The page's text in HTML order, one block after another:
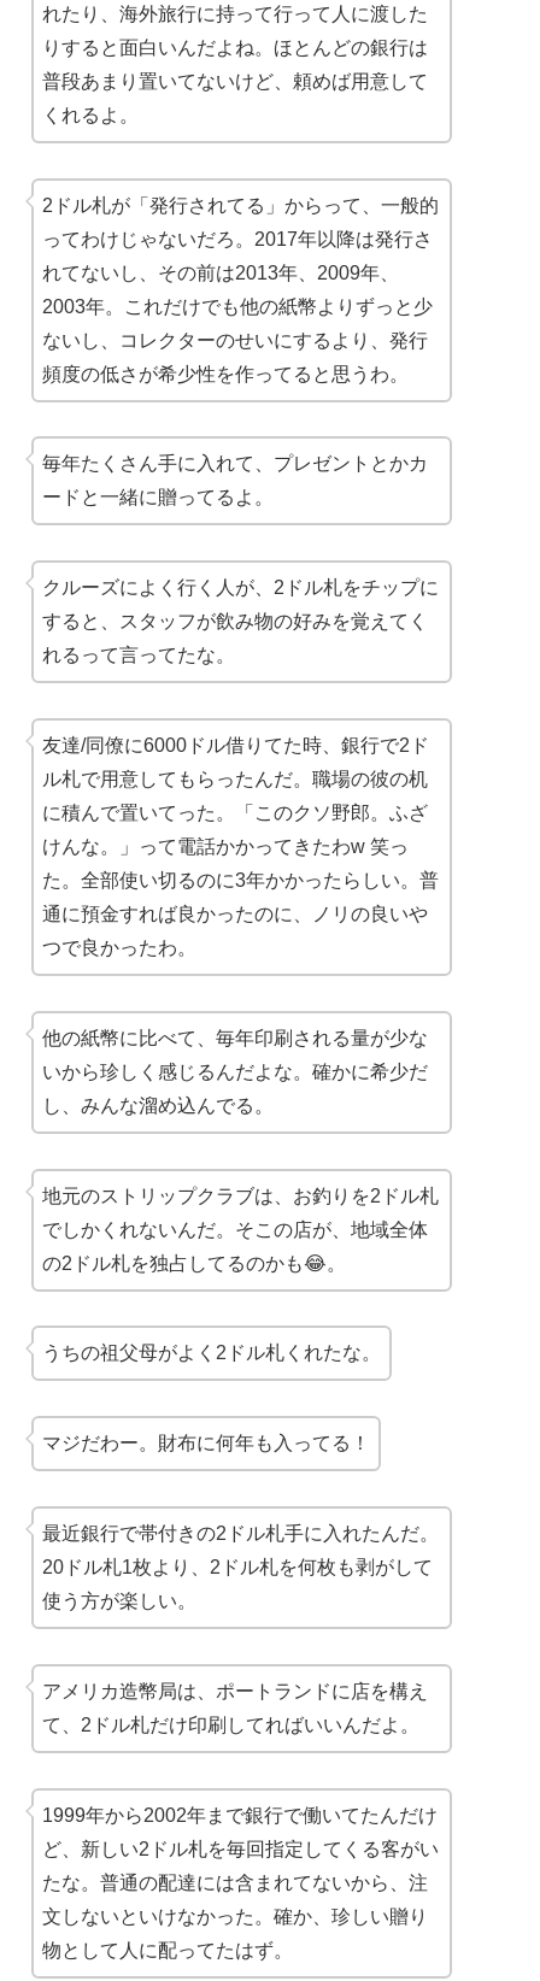
れたり、海外旅行に持って行って人に渡した
りすると面白いんだよね。ほとんどの銀行は
普段あまり置いてないけど、頼めば用意して
くれるよ。
2ドル札が「発行されてる」からって、一般的
ってわけじゃないだろ。2017年以降は発行さ
れてないし、その前は2013年、2009年、
2003年。これだけでも他の紙幣よりずっと少
ないし、コレクターのせいにするより、発行
頻度の低さが希少性を作ってると思うわ。
毎年たくさん手に入れて、プレゼントとかカ
ードと一緒に贈ってるよ。
クルーズによく行く人が、2ドル札をチップに
すると、スタッフが飲み物の好みを覚えてく
れるって言ってたな。
友達/同僚に6000ドル借りてた時、銀行で2ド
ル札で用意してもらったんだ。職場の彼の机
に積んで置いてった。「このクソ野郎。ふざ
けんな。」って電話かかってきたわw 笑っ
た。全部使い切るのに3年かかったらしい。普
通に預金すれば良かったのに、ノリの良いや
つで良かったわ。
他の紙幣に比べて、毎年印刷される量が少な
いから珍しく感じるんだよな。確かに希少だ
し、みんな溜め込んでる。
地元のストリップクラブは、お釣りを2ドル札
でしかくれないんだ。そこの店が、地域全体
の2ドル札を独占してるのかも😂。
うちの祖父母がよく2ドル札くれたな。
マジだわー。財布に何年も入ってる！
最近銀行で帯付きの2ドル札手に入れたんだ。
20ドル札1枚より、2ドル札を何枚も剥がして
使う方が楽しい。
アメリカ造幣局は、ポートランドに店を構え
て、2ドル札だけ印刷してればいいんだよ。
1999年から2002年まで銀行で働いてたんだけ
ど、新しい2ドル札を毎回指定してくる客がい
たな。普通の配達には含まれてないから、注
文しないといけなかった。確か、珍しい贈り
物として人に配ってたはず。